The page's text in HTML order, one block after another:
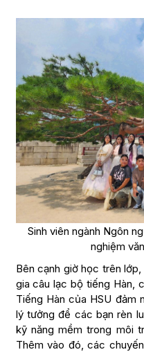
Sinh viên ngành Ngôn
nghiệm
Bên cạnh giờ học trên
gia câu lạc bộ tiếng Hàn,
Tiếng Hàn của HSU đảm
lý tưởng để các bạn rèn
kỹ năng mềm trong môi
Thêm vào đó, các